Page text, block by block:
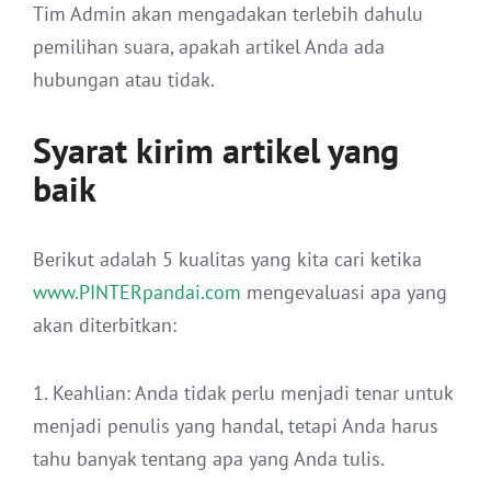
Tim Admin akan mengadakan terlebih dahulu
pemilihan suara, apakah artikel Anda ada
hubungan atau tidak.
Syarat kirim artikel yang
baik
Berikut adalah 5 kualitas yang kita cari ketika
www.PINTERpandai.com mengevaluasi apa yang
akan diterbitkan:
1. Keahlian: Anda tidak perlu menjadi tenar untuk
menjadi penulis yang handal, tetapi Anda harus
tahu banyak tentang apa yang Anda tulis.